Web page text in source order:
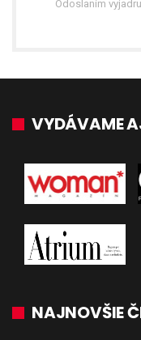
Odoslaním
VYDÁVAME
NAJNOVŠIE